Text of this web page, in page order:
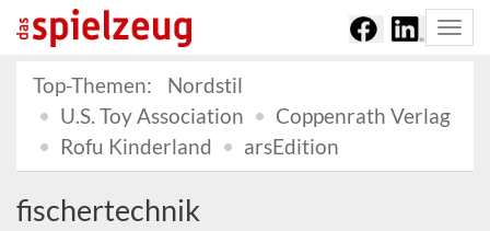
Top-Themen:
Nordstil
U.S. Toy Association
Coppenrath Verlag
Rofu Kinderland
arsEdition
fischertechnik